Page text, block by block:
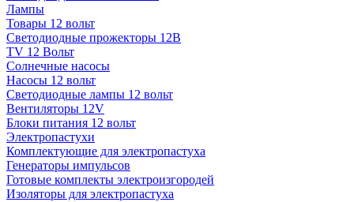
Лампы
Товары 12 вольт
Светодиодные прожекторы 12В
TV 12 Вольт
Солнечные насосы
Насосы 12 вольт
Светодиодные лампы 12 вольт
Вентиляторы 12V
Блоки питания 12 вольт
Электропастухи
Комплектующие для электропастуха
Генераторы импульсов
Готовые комплекты электроизгородей
Изоляторы для электропастуха